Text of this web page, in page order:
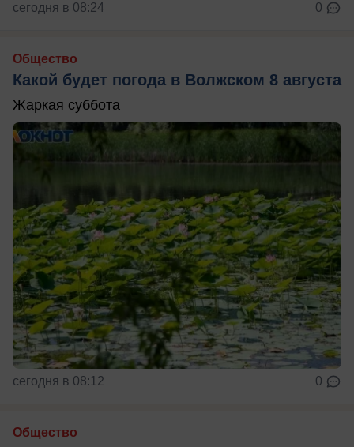
сегодня в 08:24 0
Общество
Какой будет погода в Волжском 8 августа
Жаркая суббота
сегодня в 08:12 0
Общество